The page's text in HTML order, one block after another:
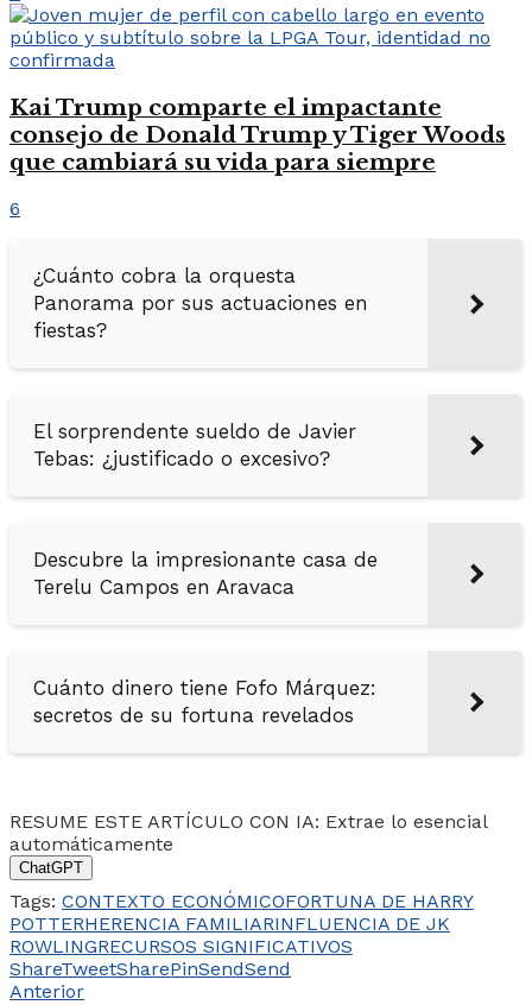
Kai Trump comparte el impactante
consejo de Donald Trump y Tiger Woods
que cambiará su vida para siempre
6
¿Cuánto cobra la orquesta
Panorama por sus actuaciones en
fiestas?
El sorprendente sueldo de Javier
Tebas: ¿justificado o excesivo?
Descubre la impresionante casa de
Terelu Campos en Aravaca
Cuánto dinero tiene Fofo Márquez:
secretos de su fortuna revelados
RESUME ESTE ARTÍCULO CON IA: Extrae lo esencial
automáticamente
ChatGPT
Tags: CONTEXTO ECONÓMICOFORTUNA DE HARRY
POTTERHERENCIA FAMILIARINFLUENCIA DE JK
ROWLINGRECURSOS SIGNIFICATIVOS
ShareTweetSharePinSendSend
Anterior